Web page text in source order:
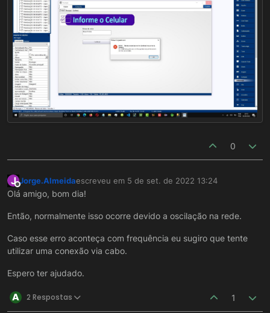
0
J
Offline
Jorge.Almeidaescreveu em 5 de set. de 2022 13:24
última edição por
Olá amigo, bom dia!
Então, normalmente isso ocorre devido a oscilação na rede.
Caso esse erro aconteça com frequência eu sugiro que tente
utilizar uma conexão via cabo.
Espero ter ajudado.
A 2 Respostas 1